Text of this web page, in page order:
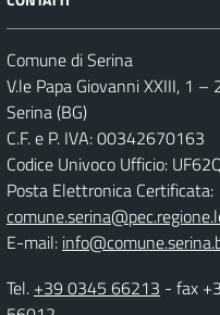
Comune di Serina
V.le Papa Giovanni XXIII, 1
Serina (BG)
C.F. e P. IVA: 00342670163
Codice Univoco Ufficio:
Posta Elettronica Certificata:
E-mail:
Tel. +39 0345 66213 - fax